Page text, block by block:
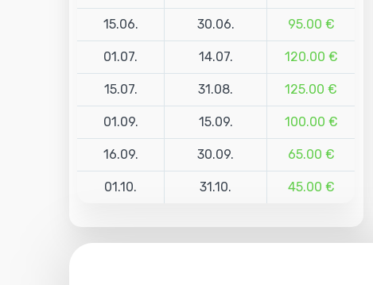
15.06. 30.06. 95.00 €
01.07. 14.07. 120.00 €
15.07. 31.08. 125.00 €
01.09. 15.09. 100.00 €
16.09. 30.09. 65.00 €
01.10. 31.10. 45.00 €